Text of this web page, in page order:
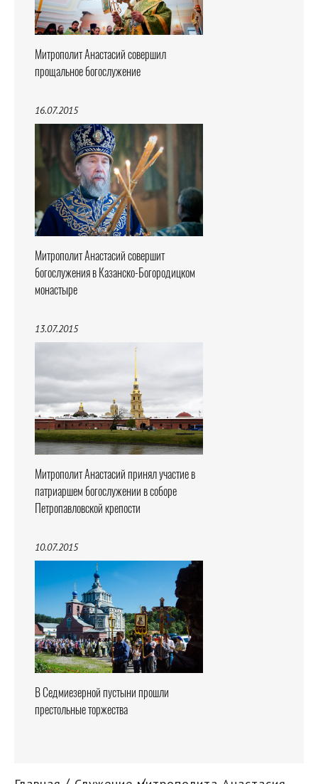
Митрополит Анастасий совершил
прощальное богослужение
16.07.2015
Митрополит Анастасий совершит
богослужения в Казанско-Богородицком
монастыре
13.07.2015
Митрополит Анастасий принял участие в
патриаршем богослужении в соборе
Петропавловской крепости
10.07.2015
В Седмиезерной пустыни прошли
престольные торжества